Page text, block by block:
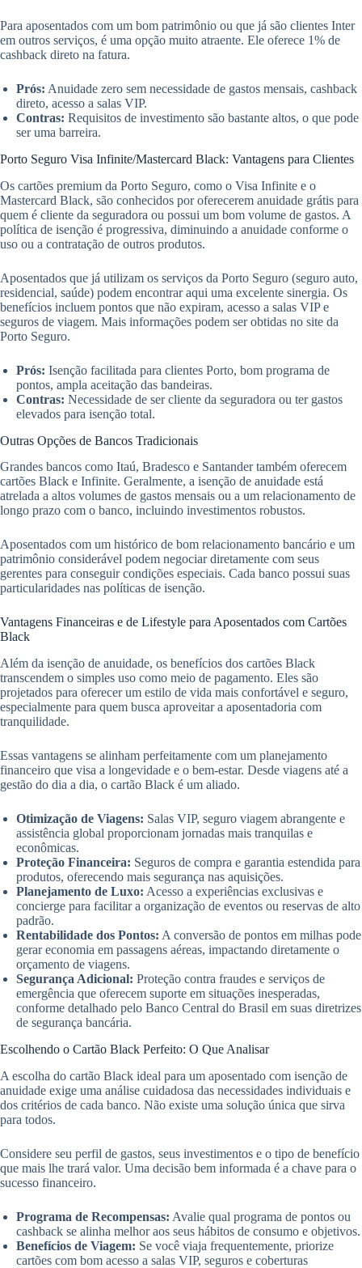
Para aposentados com um bom patrimônio ou que já são clientes Inter
em outros serviços, é uma opção muito atraente. Ele oferece 1% de
cashback direto na fatura.
Prós: Anuidade zero sem necessidade de gastos mensais, cashback
direto, acesso a salas VIP.
Contras: Requisitos de investimento são bastante altos, o que pode
ser uma barreira.
Porto Seguro Visa Infinite/Mastercard Black: Vantagens para Clientes
Os cartões premium da Porto Seguro, como o Visa Infinite e o
Mastercard Black, são conhecidos por oferecerem anuidade grátis para
quem é cliente da seguradora ou possui um bom volume de gastos. A
política de isenção é progressiva, diminuindo a anuidade conforme o
uso ou a contratação de outros produtos.
Aposentados que já utilizam os serviços da Porto Seguro (seguro auto,
residencial, saúde) podem encontrar aqui uma excelente sinergia. Os
benefícios incluem pontos que não expiram, acesso a salas VIP e
seguros de viagem. Mais informações podem ser obtidas no site da
Porto Seguro.
Prós: Isenção facilitada para clientes Porto, bom programa de
pontos, ampla aceitação das bandeiras.
Contras: Necessidade de ser cliente da seguradora ou ter gastos
elevados para isenção total.
Outras Opções de Bancos Tradicionais
Grandes bancos como Itaú, Bradesco e Santander também oferecem
cartões Black e Infinite. Geralmente, a isenção de anuidade está
atrelada a altos volumes de gastos mensais ou a um relacionamento de
longo prazo com o banco, incluindo investimentos robustos.
Aposentados com um histórico de bom relacionamento bancário e um
patrimônio considerável podem negociar diretamente com seus
gerentes para conseguir condições especiais. Cada banco possui suas
particularidades nas políticas de isenção.
Vantagens Financeiras e de Lifestyle para Aposentados com Cartões
Black
Além da isenção de anuidade, os benefícios dos cartões Black
transcendem o simples uso como meio de pagamento. Eles são
projetados para oferecer um estilo de vida mais confortável e seguro,
especialmente para quem busca aproveitar a aposentadoria com
tranquilidade.
Essas vantagens se alinham perfeitamente com um planejamento
financeiro que visa a longevidade e o bem-estar. Desde viagens até a
gestão do dia a dia, o cartão Black é um aliado.
Otimização de Viagens: Salas VIP, seguro viagem abrangente e
assistência global proporcionam jornadas mais tranquilas e
econômicas.
Proteção Financeira: Seguros de compra e garantia estendida para
produtos, oferecendo mais segurança nas aquisições.
Planejamento de Luxo: Acesso a experiências exclusivas e
concierge para facilitar a organização de eventos ou reservas de alto
padrão.
Rentabilidade dos Pontos: A conversão de pontos em milhas pode
gerar economia em passagens aéreas, impactando diretamente o
orçamento de viagens.
Segurança Adicional: Proteção contra fraudes e serviços de
emergência que oferecem suporte em situações inesperadas,
conforme detalhado pelo Banco Central do Brasil em suas diretrizes
de segurança bancária.
Escolhendo o Cartão Black Perfeito: O Que Analisar
A escolha do cartão Black ideal para um aposentado com isenção de
anuidade exige uma análise cuidadosa das necessidades individuais e
dos critérios de cada banco. Não existe uma solução única que sirva
para todos.
Considere seu perfil de gastos, seus investimentos e o tipo de benefício
que mais lhe trará valor. Uma decisão bem informada é a chave para o
sucesso financeiro.
Programa de Recompensas: Avalie qual programa de pontos ou
cashback se alinha melhor aos seus hábitos de consumo e objetivos.
Benefícios de Viagem: Se você viaja frequentemente, priorize
cartões com bom acesso a salas VIP, seguros e coberturas